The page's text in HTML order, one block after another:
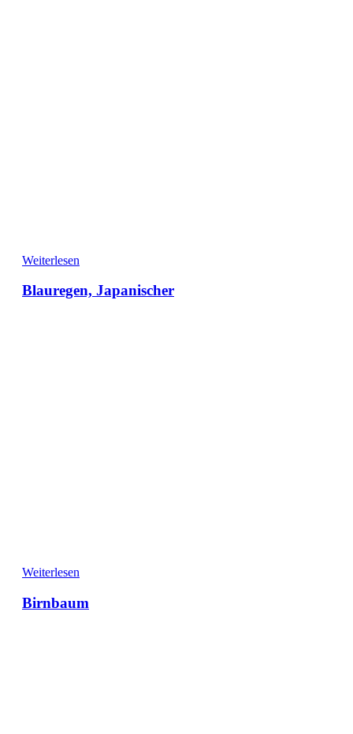
Weiterlesen
Blauregen, Japanischer
Weiterlesen
Birnbaum